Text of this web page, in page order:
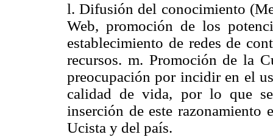
l. Difusión del conocimiento
Web, promoción de los
establecimiento de redes de
recursos. m. Promoción de la
preocupación por incidir en el
calidad de vida, por lo que
inserción de este
Ucista y del país.